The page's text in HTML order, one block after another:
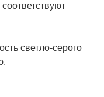
светло-серого